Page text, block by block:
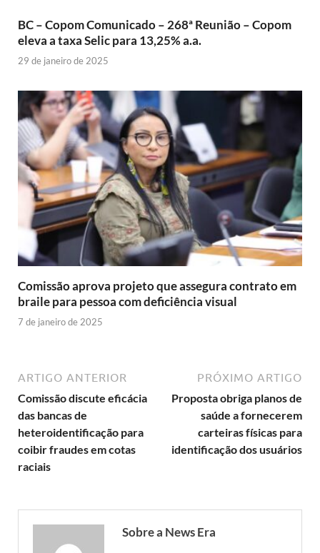
BC – Copom Comunicado – 268ª Reunião – Copom
eleva a taxa Selic para 13,25% a.a.
29 de janeiro de 2025
Comissão aprova projeto que assegura contrato em
braile para pessoa com deficiência visual
7 de janeiro de 2025
ARTIGO ANTERIOR
Comissão discute eficácia
das bancas de
heteroidentificação para
coibir fraudes em cotas
raciais
PRÓXIMO ARTIGO
Proposta obriga planos de
saúde a fornecerem
carteiras físicas para
identificação dos usuários
Sobre a News Era